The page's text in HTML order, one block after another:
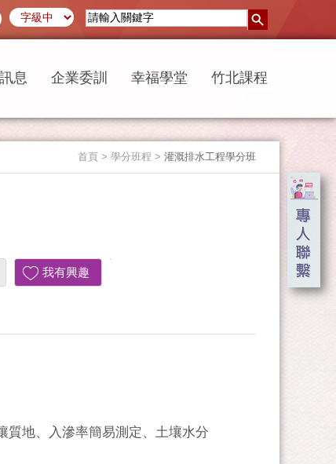
息 企業委訓 幸福學堂 竹北課程
首頁 > 學分班程 > 灌溉排水工程學分班
我有興趣
質地、入滲率簡易測定、土壤水分